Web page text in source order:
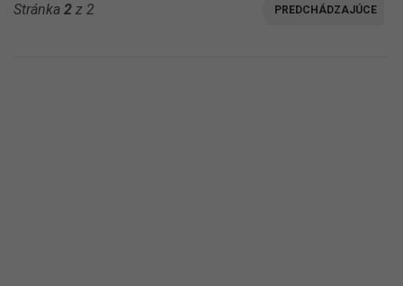
Stránka 2 z 2 PREDCHÁDZAJÚCE